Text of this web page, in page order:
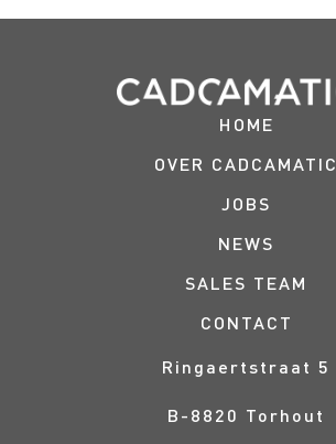
HOME
OVER CADCAMATIC
JOBS
NEWS
SALES TEAM
CONTACT
Ringaertstraat 5
B-8820 Torhout